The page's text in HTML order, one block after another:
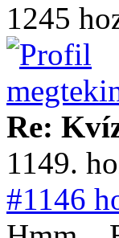
1245
Re:
1149.
#1146